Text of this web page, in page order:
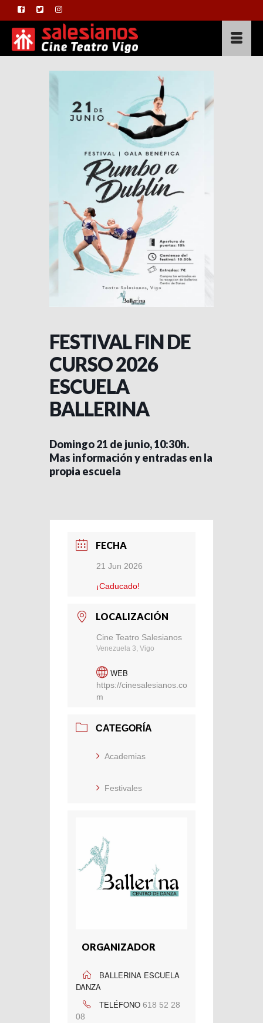
FESTIVAL FIN DE
CURSO 2026
ESCUELA
BALLERINA
Domingo 21 de junio, 10:30h.
Mas información y entradas en la
propia escuela
FECHA
21 Jun 2026
¡Caducado!
LOCALIZACIÓN
Cine Teatro Salesianos
Venezuela 3, Vigo
WEB
https://cinesalesianos.co
m
CATEGORÍA
Academias
Festivales
ORGANIZADOR
BALLERINA ESCUELA
DANZA
TELÉFONO 618 52 28
08